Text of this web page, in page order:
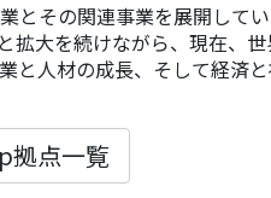
とその関連事業を展開して
大を続けながら、現在、
と人材の成長、そして経済
拠点一覧